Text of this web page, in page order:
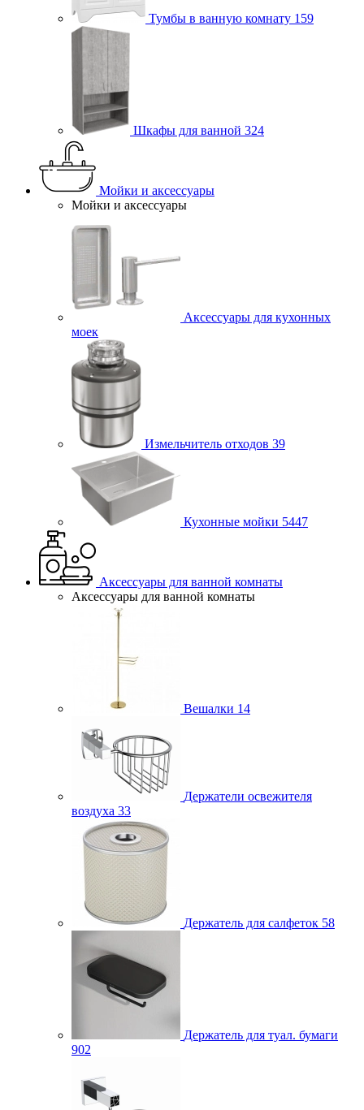
Тумбы в ванную комнату 159
Шкафы для ванной 324
Мойки и аксессуары
Мойки и аксессуары
Аксессуары для кухонных
моек
Измельчитель отходов 39
Кухонные мойки 5447
Аксессуары для ванной комнаты
Аксессуары для ванной комнаты
Вешалки 14
Держатели освежителя
воздуха 33
Держатель для салфеток 58
Держатель для туал. бумаги
902